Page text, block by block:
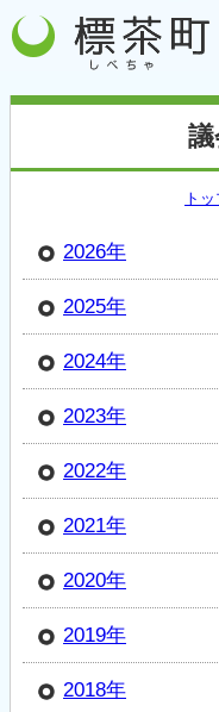
ト
2026年
2025年
2024年
2023年
2022年
2021年
2020年
2019年
2018年